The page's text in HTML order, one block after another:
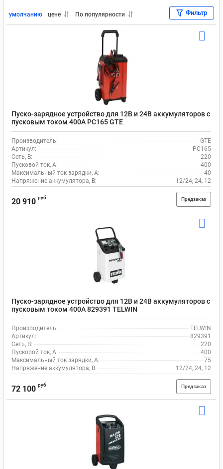
умолчанию цене По популярности Фильтр
Пуско-зарядное устройство для 12В и 24В аккумуляторов с
пусковым током 400А PC165 GTE
Производитель:
GTE
Артикул:
PC165
Сеть, В:
220
Пусковой ток, A:
400
Максимальный ток зарядки, А:
40
Напряжение аккумулятора, В:
12/24, 24, 12
20 910 руб Предзаказ
Пуско-зарядное устройство для 12В и 24В аккумуляторов с
пусковым током 400А 829391 TELWIN
Производитель:
TELWIN
Артикул:
829391
Сеть, В:
220
Пусковой ток, A:
400
Максимальный ток зарядки, А:
75
Напряжение аккумулятора, В:
12/24, 24, 12
72 100 руб Предзаказ